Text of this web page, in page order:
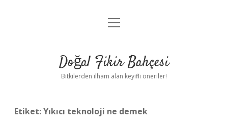
Anasayfa
Yasal Uyarı
menüyü
Doğal Fikir Bahçesi
Bitkilerden ilham alan keyifli öneriler!
Etiket:Yıkıcı teknoloji ne demek